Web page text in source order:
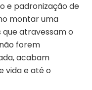
e padronização de
montar uma
que atravessam o
forem
acabam
vida e até o